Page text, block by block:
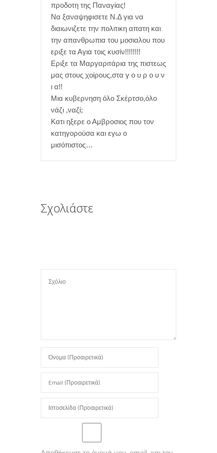
προδοτη της Παναγίας!
Να ξαναψηφισετε Ν.Δ για να
διαιωνιζετε την πολιτικη απατη και
την απανθρωπια του μοσιαλου που
εριξε τα Αγια τοις κυσίν!!!!!!!!
Εριξε τα Μαργαριτάρια της πιστεως
μας στους χοίρους,στα γ ο υ ρ ο υ ν
ι α!!
Μια κυβερνηση όλο Σκέρτσο,όλο
νάζι ,ναζί;
Κατι ηξερε ο Αμβροσιος που τον
κατηγορούσα και εγω ο
μισόπιστος…
Σχολιάστε